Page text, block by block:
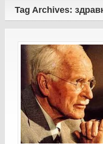
Tag Archives: